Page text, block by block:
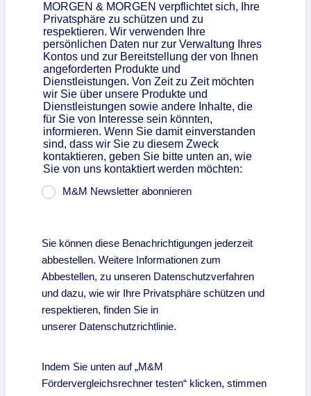
MORGEN & MORGEN verpflichtet sich, Ihre
Privatsphäre zu schützen und zu
respektieren. Wir verwenden Ihre
persönlichen Daten nur zur Verwaltung Ihres
Kontos und zur Bereitstellung der von Ihnen
angeforderten Produkte und
Dienstleistungen. Von Zeit zu Zeit möchten
wir Sie über unsere Produkte und
Dienstleistungen sowie andere Inhalte, die
für Sie von Interesse sein könnten,
informieren. Wenn Sie damit einverstanden
sind, dass wir Sie zu diesem Zweck
kontaktieren, geben Sie bitte unten an, wie
Sie von uns kontaktiert werden möchten:
M&M Newsletter abonnieren
Sie können diese Benachrichtigungen jederzeit
abbestellen. Weitere Informationen zum
Abbestellen, zu unseren Datenschutzverfahren
und dazu, wie wir Ihre Privatsphäre schützen und
respektieren, finden Sie in
unserer Datenschutzrichtlinie.
Indem Sie unten auf „M&M
Fördervergleichsrechner testen“ klicken, stimmen